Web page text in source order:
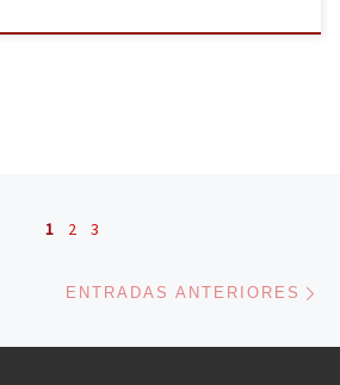
de entradas
1 2 3
ENTRADAS ANTERIORES